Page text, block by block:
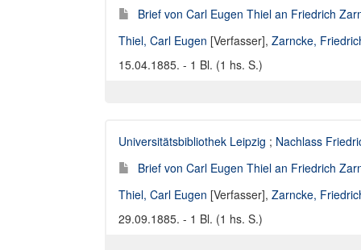
Brief von Carl Eugen Thiel an Friedrich
Thiel, Carl Eugen [Verfasser], Zarncke,
15.04.1885. - 1 Bl. (1 hs. S.)
Universitätsbibliothek Leipzig ; Nachlass
Brief von Carl Eugen Thiel an Friedrich
Thiel, Carl Eugen [Verfasser], Zarncke,
29.09.1885. - 1 Bl. (1 hs. S.)